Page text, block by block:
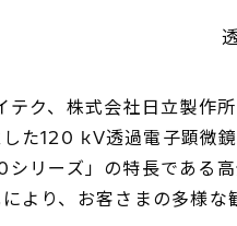
ク、株式会社日立製作
した120 kV透過電子
ーズ」の特長である
より、お客さまの多様